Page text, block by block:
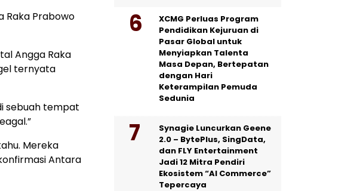
Raka Prabowo
Angga Raka
ternyata
sebuah tempat
Mereka
Antara
XCMG Perluas Program
Pendidikan Kejuruan di
Pasar Global untuk
Menyiapkan Talenta
Masa Depan, Bertepatan
dengan Hari
Keterampilan Pemuda
Sedunia
Synagie Luncurkan Geene
2.0 – BytePlus, SingData,
dan FLY Entertainment
Jadi 12 Mitra Pendiri
Ekosistem “AI Commerce”
Tepercaya